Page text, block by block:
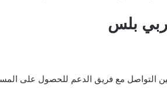
بلس
التواصل مع فريق الدعم للحصول على